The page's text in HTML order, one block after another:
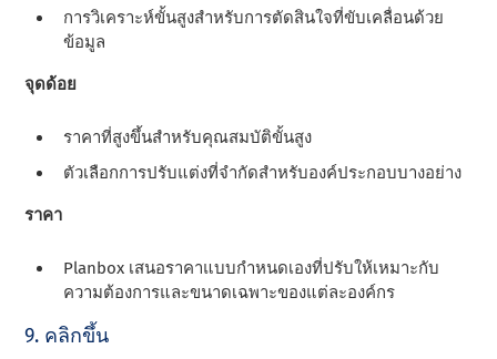
การวิเคราะห์ขั้นสูงสําหรับการตัดสินใจที่ขับเคลื่อนด้วย
ข้อมูล
จุดด้อย
ราคาที่สูงขึ้นสําหรับคุณสมบัติขั้นสูง
ตัวเลือกการปรับแต่งที่จํากัดสําหรับองค์ประกอบบางอย่าง
ราคา
Planbox เสนอราคาแบบกําหนดเองที่ปรับให้เหมาะกับ
ความต้องการและขนาดเฉพาะของแต่ละองค์กร
9. คลิกขึ้น